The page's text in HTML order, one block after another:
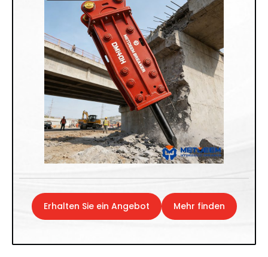
Erhalten Sie ein Angebot Mehr finden